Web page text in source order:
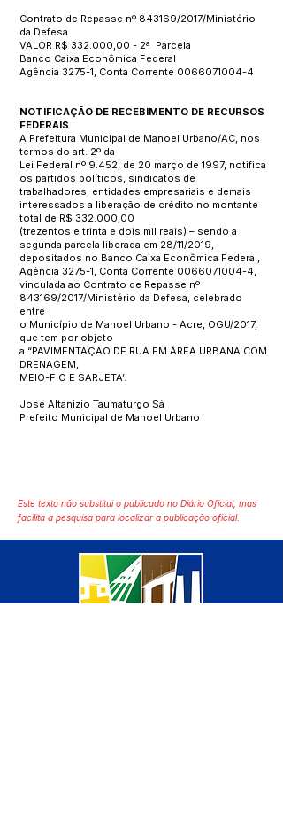
Contrato de Repasse nº 843169/2017/Ministério
da Defesa
VALOR R$ 332.000,00 - 2ª Parcela
Banco Caixa Econômica Federal
Agência 3275-1, Conta Corrente 0066071004-4
NOTIFICAÇÃO DE RECEBIMENTO DE RECURSOS
FEDERAIS
A Prefeitura Municipal de Manoel Urbano/AC, nos
termos do art. 2º da
Lei Federal nº 9.452, de 20 março de 1997, notifica
os partidos políticos, sindicatos de
trabalhadores, entidades empresariais e demais
interessados a liberação de crédito no montante
total de R$ 332.000,00
(trezentos e trinta e dois mil reais) – sendo a
segunda parcela liberada em 28/11/2019,
depositados no Banco Caixa Econômica Federal,
Agência 3275-1, Conta Corrente 0066071004-4,
vinculada ao Contrato de Repasse nº
843169/2017/Ministério da Defesa, celebrado
entre
o Município de Manoel Urbano - Acre, OGU/2017,
que tem por objeto
a “PAVIMENTAÇÃO DE RUA EM ÁREA URBANA COM
DRENAGEM,
MEIO-FIO E SARJETA’.
José Altanizio Taumaturgo Sá
Prefeito Municipal de Manoel Urbano
Este texto não substitui o publicado no Diário Oficial, mas
facilita a pesquisa para localizar a publicação oficial.